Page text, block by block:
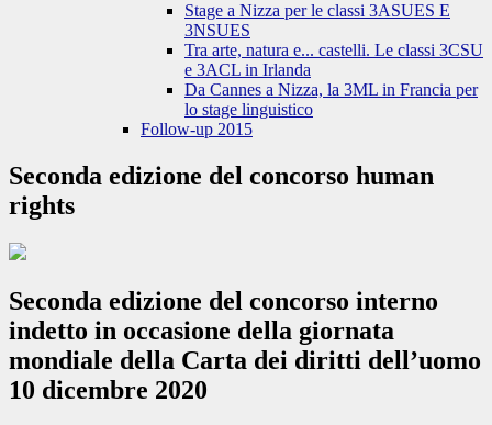
Stage a Nizza per le classi 3ASUES E
3NSUES
Tra arte, natura e... castelli. Le classi 3CSU
e 3ACL in Irlanda
Da Cannes a Nizza, la 3ML in Francia per
lo stage linguistico
Follow-up 2015
Seconda edizione del concorso human
rights
Seconda edizione del concorso interno
indetto in occasione della giornata
mondiale della Carta dei diritti dell’uomo
10 dicembre 2020